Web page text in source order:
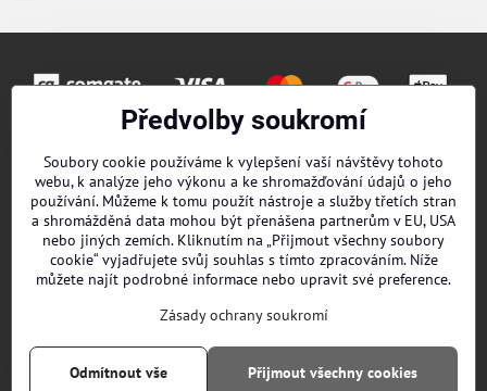
Kontakty
Obchodní podmínky
O nás
EPES Catalog B2B
Předvolby soukromí
Soubory cookie používáme k vylepšení vaší návštěvy tohoto
webu, k analýze jeho výkonu a ke shromažďování údajů o jeho
používání. Můžeme k tomu použít nástroje a služby třetích stran
a shromážděná data mohou být přenášena partnerům v EU, USA
nebo jiných zemích. Kliknutím na „Přijmout všechny soubory
cookie“ vyjadřujete svůj souhlas s tímto zpracováním. Níže
můžete najít podrobné informace nebo upravit své preference.
Zásady ochrany soukromí
Přijmout všechny cookies
Odmítnout vše